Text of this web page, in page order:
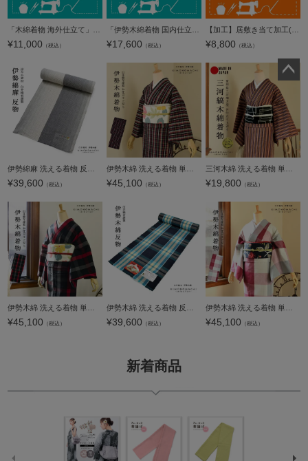
¥11,000 （税込） ¥17,600 （税込） ¥8,800 （税込）
¥39,600 （税込） ¥45,100 （税込） ¥19,800 （税込）
¥45,100 （税込） ¥39,600 （税込） ¥45,100 （税込）
新着商品
ペー
ジト
ップ
へ